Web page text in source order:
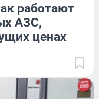
работают
АЗС,
ценах